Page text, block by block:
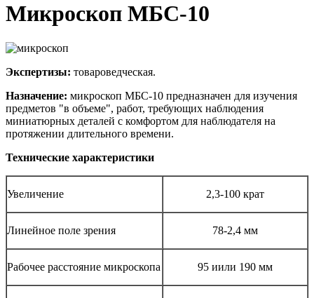
Микроскоп МБС-10
Экспертизы: товароведческая.
Назначение: микроскоп МБС-10 предназначен для изучения
предметов "в объеме", работ, требующих наблюдения
миниатюрных деталей с комфортом для наблюдателя на
протяжении длительного времени.
Технические характеристики
Увеличение 2,3-100 крат
Линейное поле зрения 78-2,4 мм
Рабочее расстояние микроскопа 95 иили 190 мм